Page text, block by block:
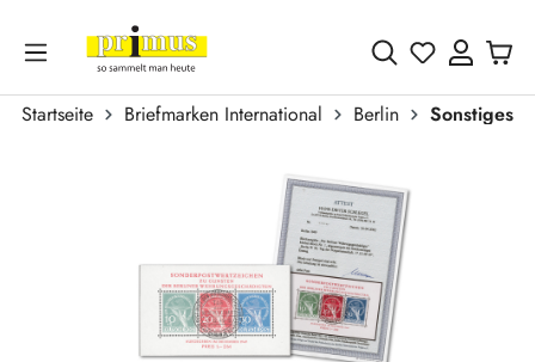
Zum Hauptinhalt springen
Du hast 0
Startseite Briefmarken International Berlin
Sonstiges